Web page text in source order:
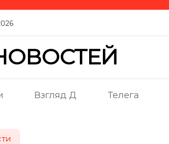
Взгляд Д Телега